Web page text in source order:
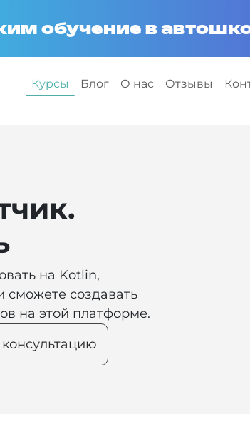
Курсы Блог О нас Отзывы
обучение в
на Kotlin,
сможете создавать
на этой платформе.